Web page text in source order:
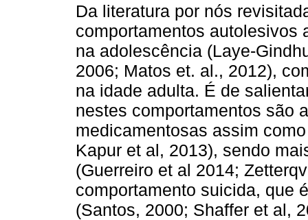
Da literatura por nós
comportamentos autolesivos
na adolescência (Laye-
2006; Matos et. al., 2012),
na idade adulta. É de
nestes comportamentos são
medicamentosas assim
Kapur et al, 2013), sendo
(Guerreiro et al 2014;
comportamento suicida, que
(Santos, 2000; Shaffer et al,